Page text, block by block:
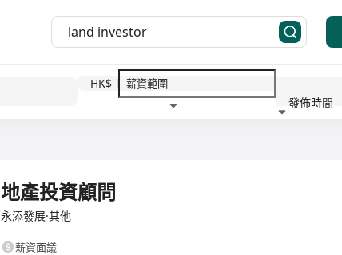
HK$
發佈時間
地產投資顧問
永添發展·其他
薪資面議